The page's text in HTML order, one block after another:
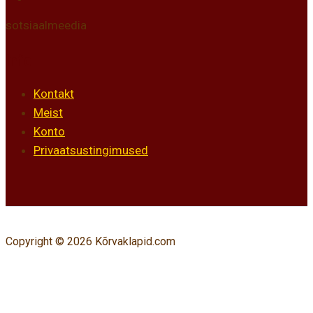
sotsiaalmeedia
Kontakt
Meist
Konto
Privaatsustingimused
Copyright © 2026 Kõrvaklapid.com